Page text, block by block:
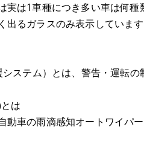
実は1車種につき多い車は何
出るガラスのみ表示していま
システム）とは、警告・運転
は
動車の雨滴感知オートワイパ